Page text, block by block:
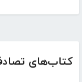
کتاب‌های